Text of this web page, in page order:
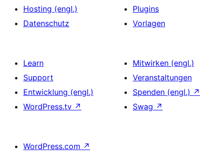
Hosting (engl.)
Datenschutz
Plugins
Vorlagen
Learn
Support
Entwicklung (engl.)
WordPress.tv ↗
Mitwirken (engl.)
Veranstaltungen
Spenden (engl.) ↗
Swag ↗
WordPress.com ↗